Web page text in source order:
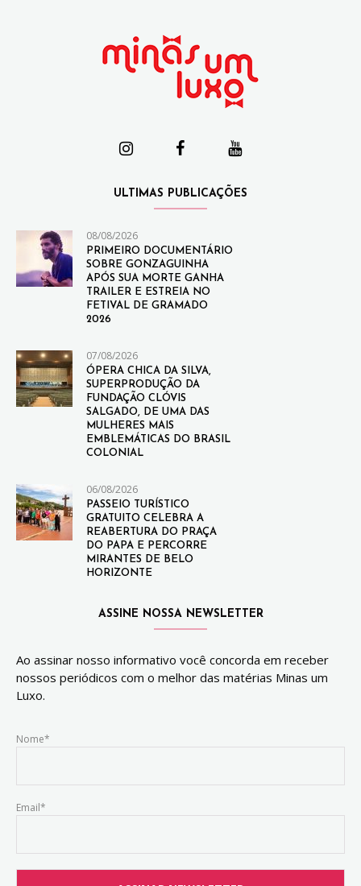
ULTIMAS PUBLICAÇÕES
08/08/2026
PRIMEIRO DOCUMENTÁRIO
SOBRE GONZAGUINHA
APÓS SUA MORTE GANHA
TRAILER E ESTREIA NO
FETIVAL DE GRAMADO
2026
07/08/2026
ÓPERA CHICA DA SILVA,
SUPERPRODUÇÃO DA
FUNDAÇÃO CLÓVIS
SALGADO, DE UMA DAS
MULHERES MAIS
EMBLEMÁTICAS DO BRASIL
COLONIAL
06/08/2026
PASSEIO TURÍSTICO
GRATUITO CELEBRA A
REABERTURA DO PRAÇA
DO PAPA E PERCORRE
MIRANTES DE BELO
HORIZONTE
ASSINE NOSSA NEWSLETTER
Ao assinar nosso informativo você concorda em receber
nossos periódicos com o melhor das matérias Minas um
Luxo.
Nome*
Email*